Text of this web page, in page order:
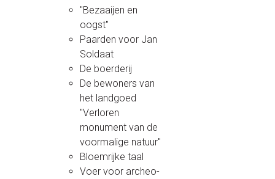
"Bezaaijen en
oogst"
Paarden voor Jan
Soldaat
De boerderij
De bewoners van
het landgoed
"Verloren
monument van de
voormalige natuur"
Bloemrijke taal
Voer voor archeo-